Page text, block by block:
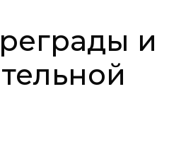
и